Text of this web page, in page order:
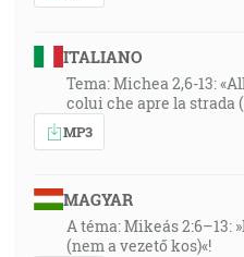
ITALIANO
Tema: Michea 2,6-13:
colui che apre la strada
MP3
MAGYAR
A téma: Mikeás 2:6–13:
(nem a vezető kos)«!